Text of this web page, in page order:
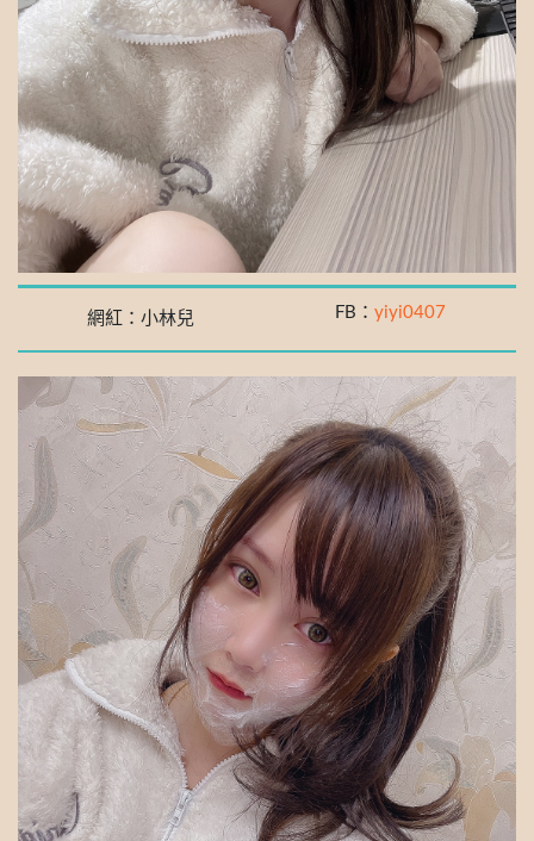
網紅：小林兒 FB： yiyi0407